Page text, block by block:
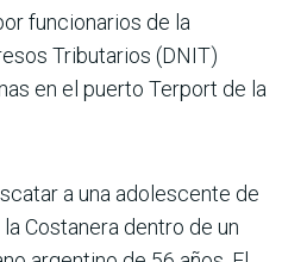
funcionarios de la
Tributarios (DNIT)
en el puerto Terport de la
a una adolescente de
Costanera dentro de un